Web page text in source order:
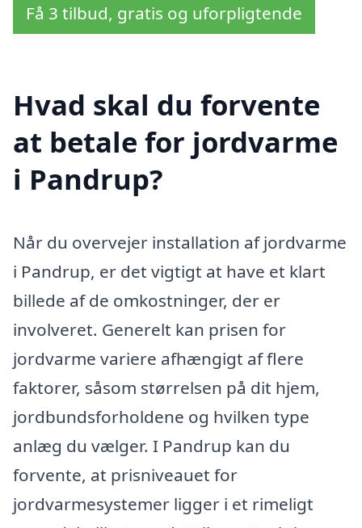
Få 3 tilbud, gratis og uforpligtende
Hvad skal du forvente
at betale for jordvarme
i Pandrup?
Når du overvejer installation af jordvarme
i Pandrup, er det vigtigt at have et klart
billede af de omkostninger, der er
involveret. Generelt kan prisen for
jordvarme variere afhængigt af flere
faktorer, såsom størrelsen på dit hjem,
jordbundsforholdene og hvilken type
anlæg du vælger. I Pandrup kan du
forvente, at prisniveauet for
jordvarmesystemer ligger i et rimeligt